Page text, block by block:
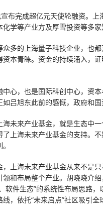
布完成超亿元天使轮融资。
学等产业方及厚雪投资等多家
多的上海量子科技企业，也
资本青睐。资金的持续涌入，
中心，也是国际科创中心，资
吕旭东此前的感慨，政府和国
海未来产业基金，就是生态中
上海未来产业基金的支持。
上海未来产业基金从来不是
领和布局整个产业。胡晓晓介
软件生态”的系统性布局思路
，依托“未来启点”社区吸引